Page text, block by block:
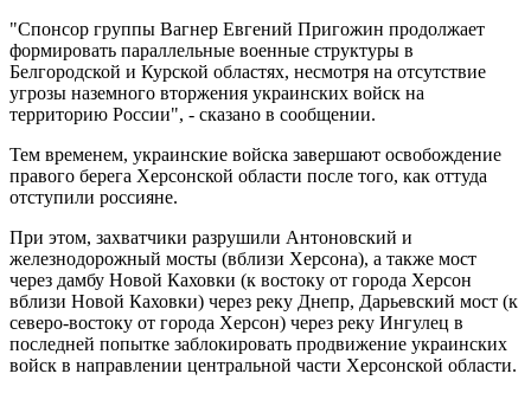
"Спонсор группы Вагнер Евгений Пригожин продолжает
формировать параллельные военные структуры в
Белгородской и Курской областях, несмотря на отсутствие
угрозы наземного вторжения украинских войск на
территорию России", - сказано в сообщении.
Тем временем, украинские войска завершают освобождение
правого берега Херсонской области после того, как оттуда
отступили россияне.
При этом, захватчики разрушили Антоновский и
железнодорожный мосты (вблизи Херсона), а также мост
через дамбу Новой Каховки (к востоку от города Херсон
вблизи Новой Каховки) через реку Днепр, Дарьевский мост (к
северо-востоку от города Херсон) через реку Ингулец в
последней попытке заблокировать продвижение украинских
войск в направлении центральной части Херсонской области.